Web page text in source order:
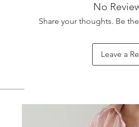
No
Share your thoughts. Be
Leave a